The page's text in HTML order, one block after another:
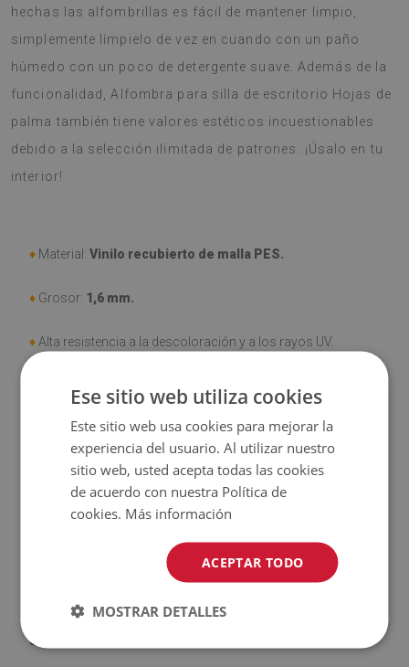
hechas las alfombrillas es fácil de mantener limpio,
simplemente límpielo de vez en cuando con un paño
húmedo con un poco de detergente suave. Además de la
funcionalidad, Alfombra para silla de escritorio Hojas de
palma también tiene valores estéticos incuestionables
debido a la selección ilimitada de patrones. ¡Úsalo en tu
interior!
♦ Material: Vinilo recubierto de malla PES.
♦ Grosor: 1,6 mm.
♦ Alta resistencia a la descoloración y a los rayos UV.
El productofácil de limpiar, resistente a las manchas y al
Tenga en cuenta que los daños causados por el uso
¿Cómo cuidar el producto?
Ese sitio web utiliza cookies
Este sitio web usa cookies para mejorar la
experiencia del usuario. Al utilizar nuestro
sitio web, usted acepta todas las cookies
de acuerdo con nuestra Política de
cookies. Más información
ACEPTAR TODO
MOSTRAR DETALLES